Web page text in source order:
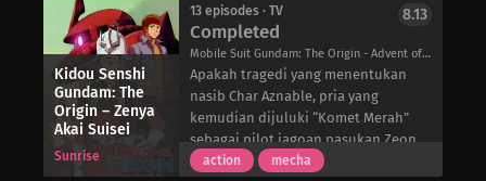
tampak nakal yang duduk di
depannya…
yang mereka buat.
waktunya untuk membesarkan
seorang anak yatim piatu yang ia
selamatkan. Anak yatim piatu ini
adalah Shin, seorang pegawai biasa
di Jepang modern yang bereinkarnasi
ke dunia Merlin dengan tetap
mempertahankan kenangan masa
lalunya. Seiring berjalannya waktu,
Kidou Senshi
Gundam: The
Origin – Zenya
Akai Suisei
Sunrise
13 episodes · TV
Completed
Mobile Suit Gundam: The Origin - Advent of the Red Comet, Mobile Suit Gundam: The Origin (TV), 機動戦士ガンダム THE ORIGIN 前夜 赤い彗星
8.13
Apakah tragedi yang menentukan
nasib Char Aznable, pria yang
kemudian dijuluki “Komet Merah”
sebagai pilot jagoan pasukan Zeon,
dan saudara perempuannya, Sayla
action mecha